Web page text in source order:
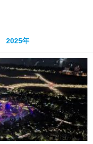
2025年